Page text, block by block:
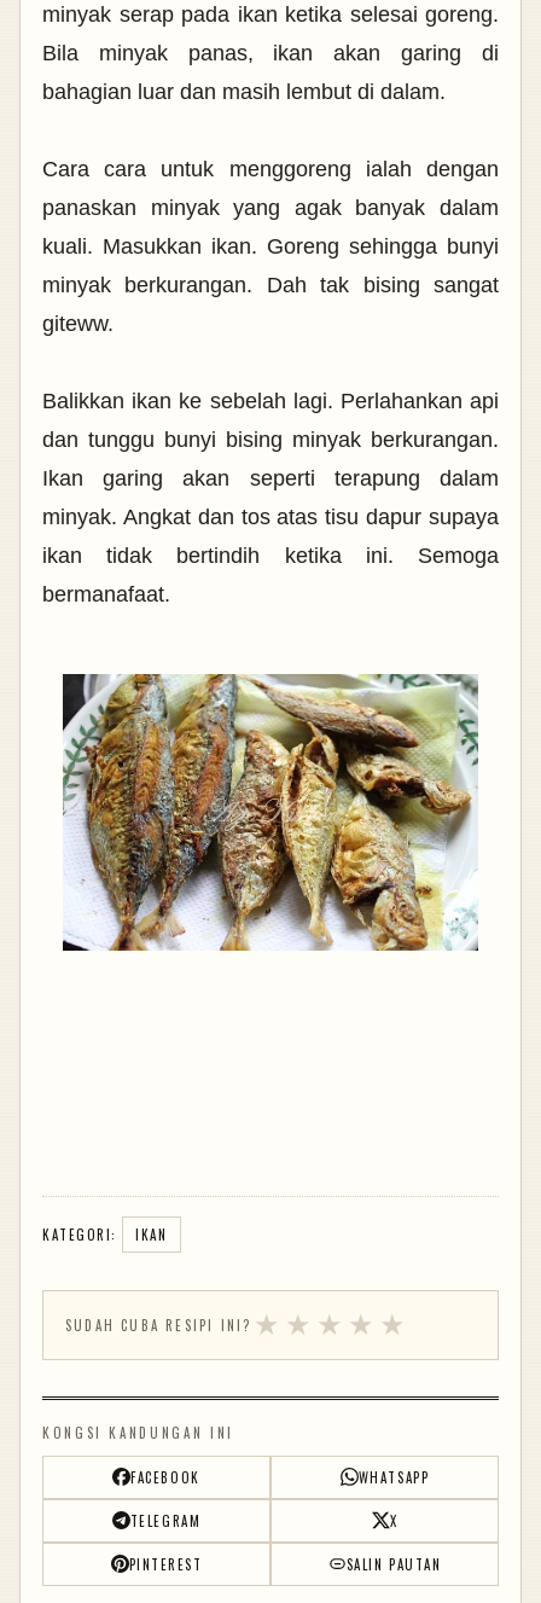
minyak serap pada ikan ketika selesai goreng.
Bila minyak panas, ikan akan garing di
bahagian luar dan masih lembut di dalam.
Cara cara untuk menggoreng ialah dengan
panaskan minyak yang agak banyak dalam
kuali. Masukkan ikan. Goreng sehingga bunyi
minyak berkurangan. Dah tak bising sangat
giteww.
Balikkan ikan ke sebelah lagi. Perlahankan api
dan tunggu bunyi bising minyak berkurangan.
Ikan garing akan seperti terapung dalam
minyak. Angkat dan tos atas tisu dapur supaya
ikan tidak bertindih ketika ini. Semoga
bermanafaat.
KATEGORI: IKAN
SUDAH CUBA RESIPI INI? ★ ★ ★ ★ ★
KONGSI KANDUNGAN INI
FACEBOOK WHATSAPP
TELEGRAM X
PINTEREST SALIN PAUTAN